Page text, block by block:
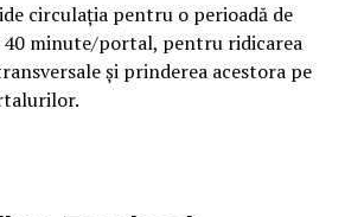
circulația pentru o perioadă de
40 minute/portal, pentru ridicarea
și prinderea acestora pe